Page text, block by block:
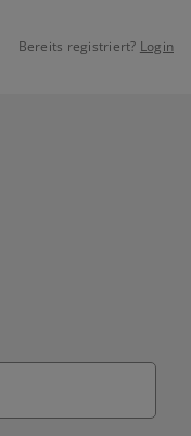
Bereits registriert? Login